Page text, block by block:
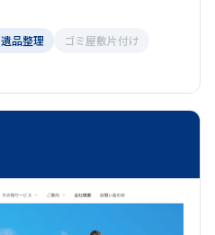
遺品整理
ゴミ屋敷片付け